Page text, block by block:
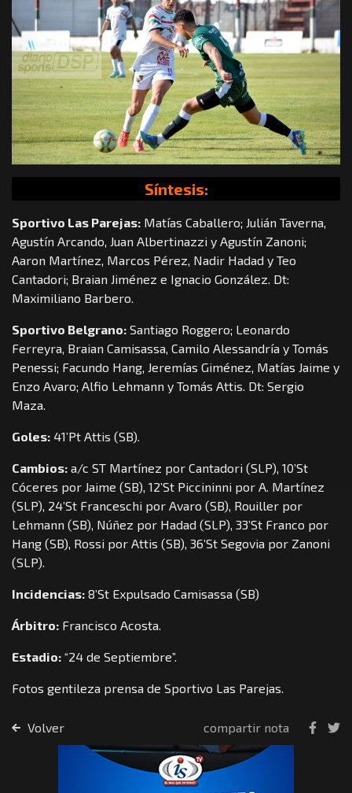
Síntesis:
Sportivo Las Parejas: Matías Caballero; Julián Taverna,
Agustín Arcando, Juan Albertinazzi y Agustín Zanoni;
Aaron Martínez, Marcos Pérez, Nadir Hadad y Teo
Cantadori; Braian Jiménez e Ignacio González. Dt:
Maximiliano Barbero.
Sportivo Belgrano: Santiago Roggero; Leonardo
Ferreyra, Braian Camisassa, Camilo Alessandría y Tomás
Penessi; Facundo Hang, Jeremías Giménez, Matías Jaime y
Enzo Avaro; Alfio Lehmann y Tomás Attis. Dt: Sergio
Maza.
Goles: 41’Pt Attis (SB).
Cambios: a/c ST Martínez por Cantadori (SLP), 10’St
Cóceres por Jaime (SB), 12’St Piccininni por A. Martínez
(SLP), 24’St Franceschi por Avaro (SB), Rouiller por
Lehmann (SB), Núñez por Hadad (SLP), 33’St Franco por
Hang (SB), Rossi por Attis (SB), 36’St Segovia por Zanoni
(SLP).
Incidencias: 8’St Expulsado Camisassa (SB)
Árbitro: Francisco Acosta.
Estadio: “24 de Septiembre”.
Fotos gentileza prensa de Sportivo Las Parejas.
Volver compartir nota